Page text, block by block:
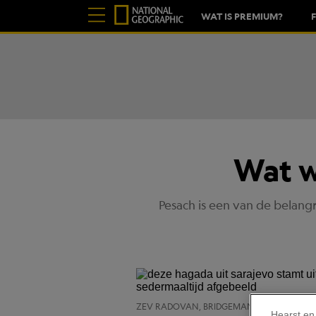
WAT IS PREMIUM?
Wat
Pesach is een van de
ZEV RADOVAN, BRIDGEMAN IMAGES